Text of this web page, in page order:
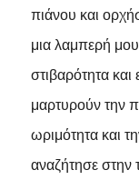
πιάνου και
μια λαμπερή
στιβαρότητα και
μαρτυρούν την
ωριμότητα και
αναζήτησε στην